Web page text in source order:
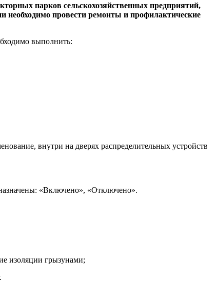
парков сельскохозяйственных предприятий,
необходимо провести ремонты и профилактические
выполнить:
внутри на дверях распределительных устройств
«Включено», «Отключено».
изоляции грызунами;